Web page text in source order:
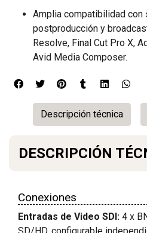
Amplia compatibilidad con
postproducción y
Resolve, Final Cut Pro X,
Avid Media Composer.
DESCRIPCIÓN
Conexiones
Entradas de Video SDI: 4 x
Descripción técnica